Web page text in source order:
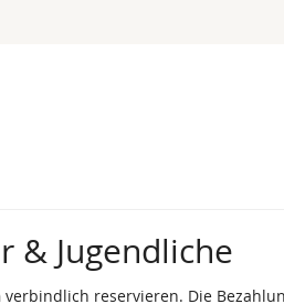
& Jugendliche
verbindlich reservieren. Die